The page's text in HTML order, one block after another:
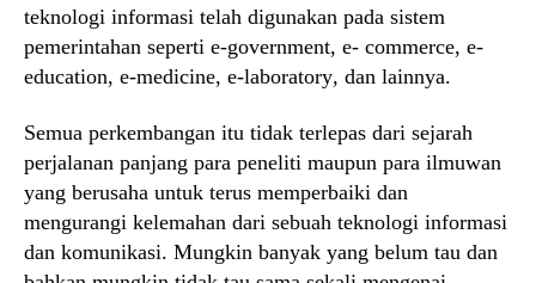
teknologi informasi telah digunakan pada sistem
pemerintahan seperti e-government, e- commerce, e-
education, e-medicine, e-laboratory, dan lainnya.
Semua perkembangan itu tidak terlepas dari sejarah
perjalanan panjang para peneliti maupun para ilmuwan
yang berusaha untuk terus memperbaiki dan
mengurangi kelemahan dari sebuah teknologi informasi
dan komunikasi. Mungkin banyak yang belum tau dan